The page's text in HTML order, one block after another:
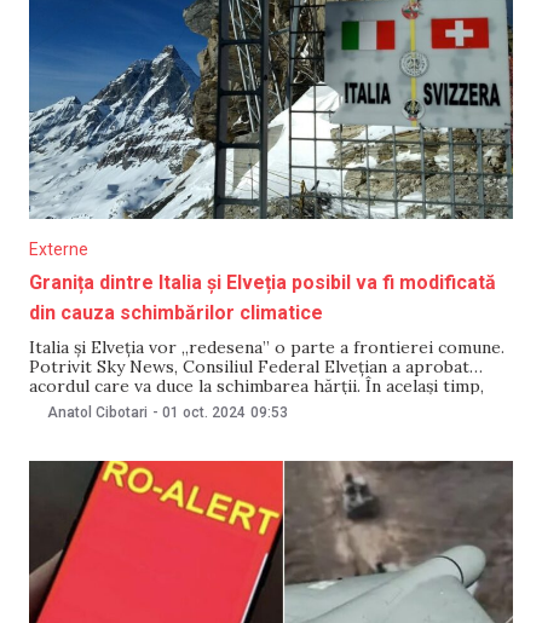
Externe
Granița dintre Italia și Elveția posibil va fi modificată
din cauza schimbărilor climatice
Italia și Elveția vor „redesena” o parte a frontierei comune.
Potrivit Sky News, Consiliul Federal Elvețian a aprobat
acordul care va duce la schimbarea hărții. În același timp,
Italia este încă în curs de finalizare a ajustării frontierei, iar
Anatol Cibotari - 01 oct. 2024 09:53